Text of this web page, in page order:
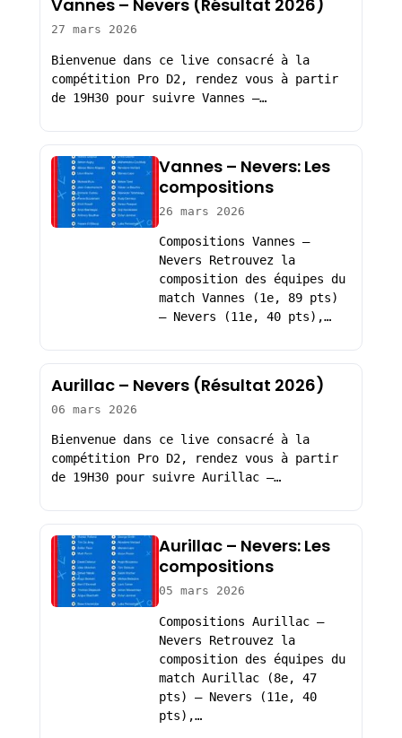
Vannes – Nevers (Résultat 2026)
27 mars 2026
Bienvenue dans ce live consacré à la
compétition Pro D2, rendez vous à partir
de 19H30 pour suivre Vannes –…
Vannes – Nevers: Les
compositions
26 mars 2026
Compositions Vannes –
Nevers Retrouvez la
composition des équipes du
match Vannes (1e, 89 pts)
– Nevers (11e, 40 pts),…
Aurillac – Nevers (Résultat 2026)
06 mars 2026
Bienvenue dans ce live consacré à la
compétition Pro D2, rendez vous à partir
de 19H30 pour suivre Aurillac –…
Aurillac – Nevers: Les
compositions
05 mars 2026
Compositions Aurillac –
Nevers Retrouvez la
composition des équipes du
match Aurillac (8e, 47
pts) – Nevers (11e, 40
pts),…